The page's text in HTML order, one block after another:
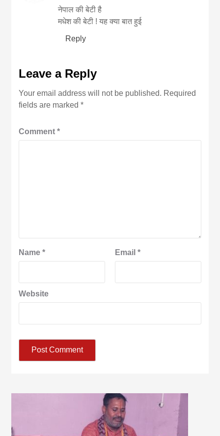
नेपाल की बेटी है
मधेश की बेटी ! यह क्या बात हुई
Reply
Leave a Reply
Your email address will not be published. Required
fields are marked*
Comment*
Name* Email *
Website